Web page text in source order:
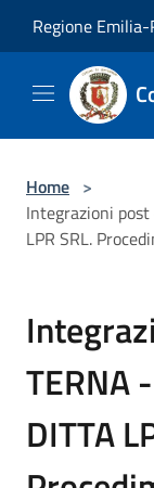
Regione
Home >
Integrazioni post
LPR SRL.
TERNA
DITTA